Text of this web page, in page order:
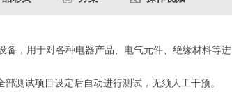
备，用于对各种电器产品、电气元件、绝缘材料等进
测试项目设定后自动进行测试，无须人工干预。